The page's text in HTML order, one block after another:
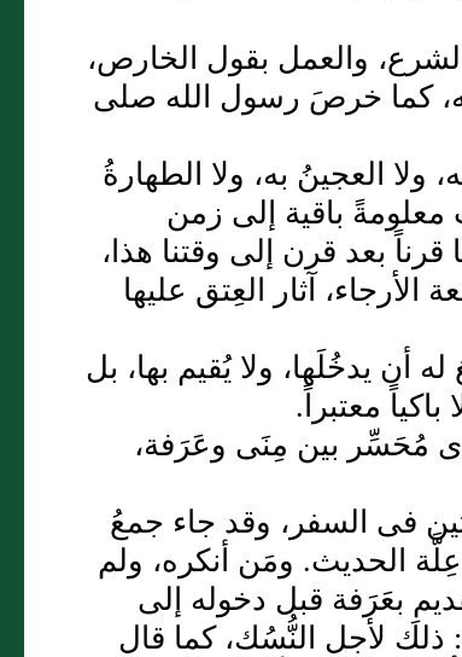
والعمل بقول الخارص،
كما خرصَ رسول الله صلى
ولا العجينُ به، ولا الطهارةُ
معلومةً باقية إلى زمن
بعد قرن إلى وقتنا هذا،
آثار العِتق عليها
أن يدخُلَها، ولا يُقيم بها، بل
معتبراً.
مُحَسِّر بين مِنَى وعَرَفة،
فى السفر، وقد جاء جمعُ
الحديث. ومَن أنكره، ولم
بعَرَفة قبل دخوله إلى
لأجل النُّسُك، كما قال